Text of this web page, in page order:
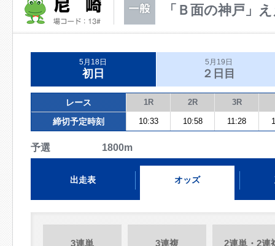
「Ｂ面の神戸」
5月18日
初日
5月19日
２日目
レース 1R 2R 3R
締切予定時刻 10:33 10:58 11:28
予選 1800m
出走表 オッズ
3連単 3連複 2連単・2連